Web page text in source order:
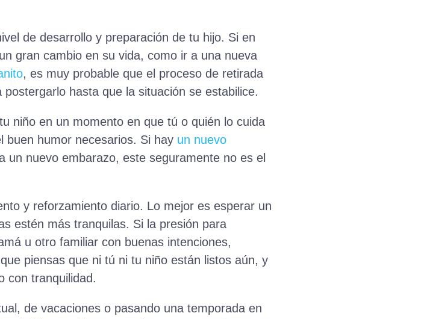
de desarrollo y preparación de tu hijo. Si en
gran cambio en su vida, como ir a una nueva
, es muy probable que el proceso de retirada
hasta que la situación se estabilice.
niño en un momento en que tú o quién lo cuida
buen humor necesarios. Si hay un nuevo
un nuevo embarazo, este seguramente no es el
y reforzamiento diario. Lo mejor es esperar un
estén más tranquilas. Si la presión para
u otro familiar con buenas intenciones,
piensas que ni tú ni tu niño están listos aún, y
con tranquilidad.
de vacaciones o pasando una temporada en